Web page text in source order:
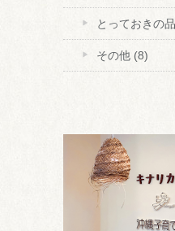
とっておきの
その他 (8)